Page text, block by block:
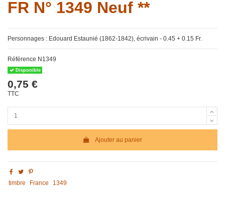
FR N° 1349 Neuf **
Personnages : Edouard Estaunié (1862-1842), écrivain - 0.45 + 0.15 Fr.
Référence N1349
Disponible
0,75 €
TTC
Ajouter au panier
timbre France 1349